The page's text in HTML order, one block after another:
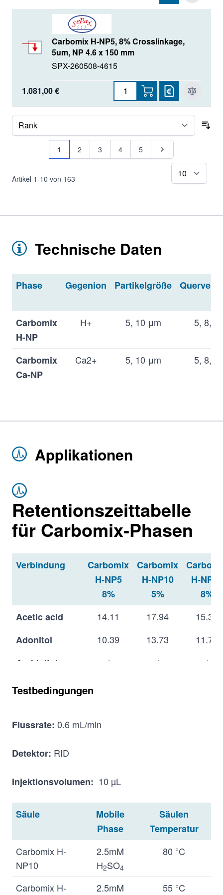
Carbomix H-NP5, 8% Crosslinkage,
5um, NP 4.6 x 150 mm
SPX-260508-4615
1.081,00 €
Artikel 1-10 von 163
Seite
Sie lesen gerade Seite
1 Seite
2 Seite
3 Seite
4 Seite
5 Seite
Technische Daten
Phase Gegenion Partikelgröße
Carbomix
H-NP
H+ 5, 10 μm 5, 8,
Carbomix
Ca-NP
Ca2+ 5, 10 μm 5, 8,
K-NP
Na-NP
Applikationen
Retentionszeittabelle
für Carbomix-Phasen
Verbindung
Carbomix
H-NP5
8%
Carbomix
H-NP10
5%
H-NP10
8%
Acetic acid
14.11 17.94
15.33
Adonitol
10.39 13.73
11.76
Arabinitol
/ /
/
D-(-)-
Arabinose
L-(+)-
10.35
1,4-Butanediol
n-Butanol
33.74
t-Butanol
23.21 26.46
23.8
alcohol
28.61 31.29 28.81
D-(+)-
8.34
Testbedingungen
Flussrate: 0.6 mL/min
Detektor: RID
Injektionsvolumen: 10 µL
Säule
Mobile
Phase
Säulen
Temperatur
Carbomix H-
NP10
2.5mM
H2SO4
80 °C
Carbomix H-
2.5mM
55 °C